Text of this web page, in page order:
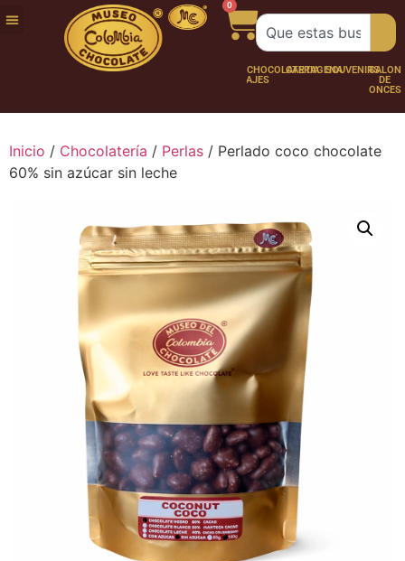
0
FUNDACIÓNNUESTRA
PERSONAJES
CHOCOLATERÍA
CARTAGENASOUVENIRSSALÓN
DE
ONCES
Inicio / Chocolatería / Perlas / Perlado coco chocolate
60% sin azúcar sin leche